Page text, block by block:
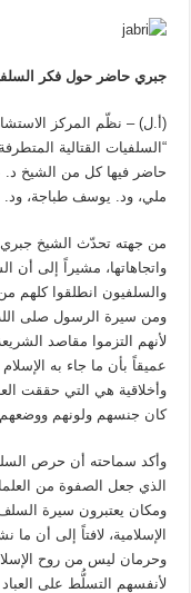
جبري حاضر حول فكر
(أ.ل) – نظّم المركز
“السلفيات القتالية
حاضر فيها كل من الشيخ د.
ملي، ود. يوسف طباجة،
من جهته تحدّث الشيخ جبري
واتجاهاتها، مشيراً إلى أن
والسلفيون انطلقوا كلهم
ومن سيرة الرسول صلى
لأنهم التزموا مقاصد
عميقاً بأن ما جاء به
وأخلاقية هي التي حققت
كان جنسهم ولونهم ووضعهم
وأكد سماحته أن حرص السلف
الذي جعل الصفوة من
ومكان يعتبرون سيرة
الإسلامية، لافتاً إلى أن
وحرمان ليس من روح
لأنفسهم التسلُّط على